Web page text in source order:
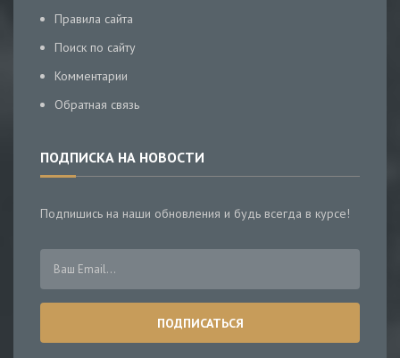
Правила сайта
Поиск по сайту
Комментарии
Обратная связь
ПОДПИСКА НА НОВОСТИ
Подпишись на наши обновления и будь всегда в курсе!